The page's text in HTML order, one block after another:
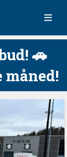
🚗
måned!